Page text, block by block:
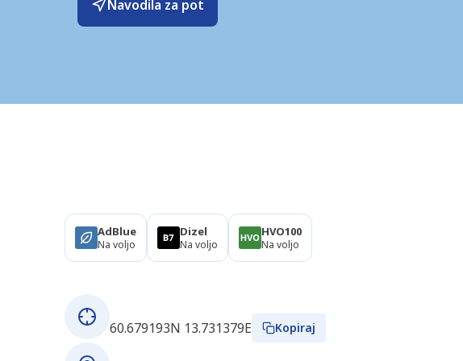
Navodila za pot
AdBlue
Na voljo
Dizel
Na voljo
HVO100
Na voljo
60.679193N 13.731379E
Kopiraj